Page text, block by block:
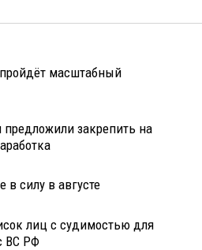
масштабный
закрепить на
силу в августе
лиц с судимостью для
ВС РФ